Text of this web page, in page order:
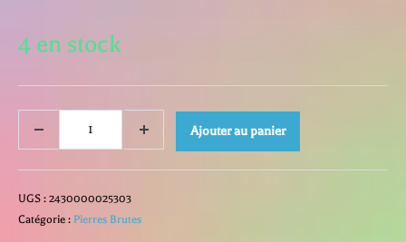
4 en stock
quantité
de
Cavansite
Ajouter au panier
UGS : 2430000025303
Catégorie : Pierres Brutes